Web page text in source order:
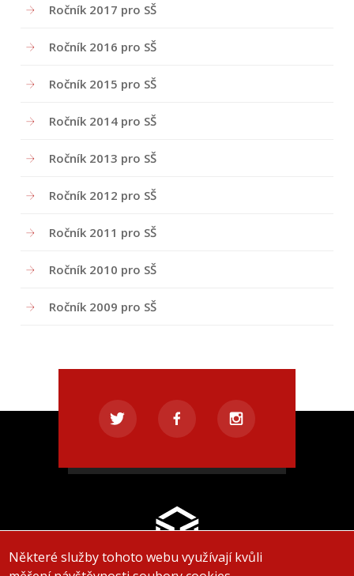
Ročník 2017 pro SŠ
Ročník 2016 pro SŠ
Ročník 2015 pro SŠ
Ročník 2014 pro SŠ
Ročník 2013 pro SŠ
Ročník 2012 pro SŠ
Ročník 2011 pro SŠ
Ročník 2010 pro SŠ
Ročník 2009 pro SŠ
Některé služby tohoto webu využívají kvůli